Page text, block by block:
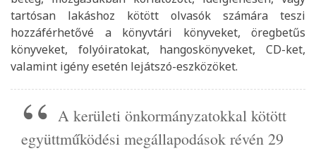
tartósan lakáshoz kötött olvasók számára teszi
hozzáférhetővé a könyvtári könyveket, öregbetűs
könyveket, folyóiratokat, hangoskönyveket, CD-ket,
valamint igény esetén lejátszó-eszközöket.
A kerületi önkormányzatokkal kötött
együttműködési megállapodások révén 29